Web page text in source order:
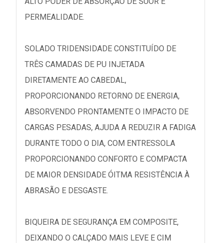
PERMEALIDADE.
SOLADO TRIDENSIDADE CONSTITUÍDO DE
TRÊS CAMADAS DE PU INJETADA
DIRETAMENTE AO CABEDAL,
PROPORCIONANDO RETORNO DE ENERGIA,
ABSORVENDO PRONTAMENTE O IMPACTO DE
CARGAS PESADAS, AJUDA A REDUZIR A FADIGA
DURANTE TODO O DIA, COM ENTRESSOLA
PROPORCIONANDO CONFORTO E COMPACTA
DE MAIOR DENSIDADE ÓITMA RESISTÊNCIA À
ABRASÃO E DESGASTE.
BIQUEIRA DE SEGURANÇA EM COMPOSITE,
DEIXANDO O CALÇADO MAIS LEVE E CIM